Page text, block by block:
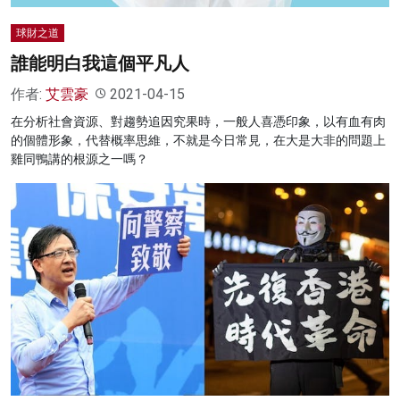
球財之道
誰能明白我這個平凡人
作者: 艾雲豪 2021-04-15
在分析社會資源、對趨勢追因究果時，一般人喜憑印象，以有血有肉
的個體形象，代替概率思維，不就是今日常見，在大是大非的問題上
雞同鴨講的根源之一嗎？